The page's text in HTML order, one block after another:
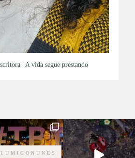
| A vida segue prestando